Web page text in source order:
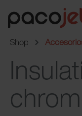
Shop